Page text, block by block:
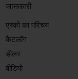
जानकारी
एस्को का परिचय
कैटलॉग
डीलर
वीडियो